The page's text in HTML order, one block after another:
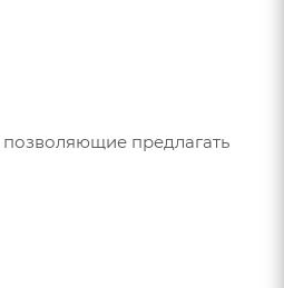
предлагать